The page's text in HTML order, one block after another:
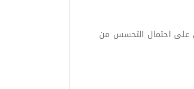
على احتمال التحسس من